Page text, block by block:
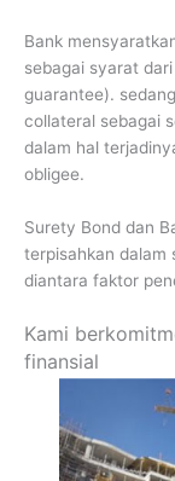
Bank
sebagai syarat
guarantee).
collateral sebagai
dalam hal
obligee.
Surety Bond dan
terpisahkan dalam
diantara faktor
Kami
finansial